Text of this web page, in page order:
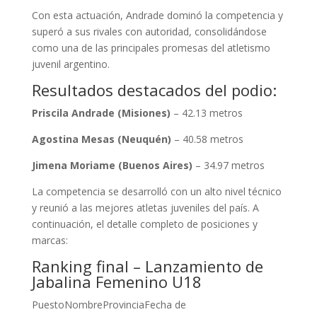
Con esta actuación, Andrade dominó la competencia y
superó a sus rivales con autoridad, consolidándose
como una de las principales promesas del atletismo
juvenil argentino.
Resultados destacados del podio:
Priscila Andrade (Misiones) – 42.13 metros
Agostina Mesas (Neuquén) – 40.58 metros
Jimena Moriame (Buenos Aires) – 34.97 metros
La competencia se desarrolló con un alto nivel técnico
y reunió a las mejores atletas juveniles del país. A
continuación, el detalle completo de posiciones y
marcas:
Ranking final – Lanzamiento de
Jabalina Femenino U18
PuestoNombreProvinciaFecha de